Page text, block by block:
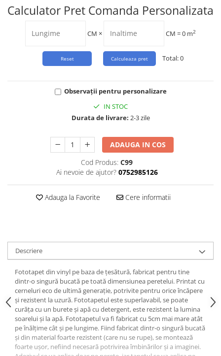
Calculator Pret Comanda Personalizata
CM × CM =0 m2
Total:0
Observații pentru personalizare
IN STOC
Durata de livrare: 2-3 zile
ADAUGA IN COS
Cod Produs: C99
Ai nevoie de ajutor? 0752985126
Adauga la Favorite Cere informatii
Descriere
Fototapet din vinyl pe baza de țesătură, fabricat pentru tine
dintr-o singură bucată pe toată dimensiunea peretelui. Printat cu
cerneluri eco de ultimă generație, potrivite pentru orice încăpere
și rezistent la uzură. Fototapetul este superlavabil, se poate
curăța cu un burete și apă cu detergent, este rezistent la lumina
soarelui și la apă. Fototapetul va fi fabricat cu 5cm mai mare atât
pe înălțime cât și pe lungime. Fiind fabricat dintr-o singură bucată
și din material foarte rezistent (care nu se rupe), se montează
foarte ușor, nefiind necesară potrivirea îmbinărilor și a imaginei.